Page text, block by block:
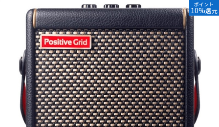
ベース ウクレレ
ドラム パーカッション
キーボード 電子ピアノ
ポイント
10%還元